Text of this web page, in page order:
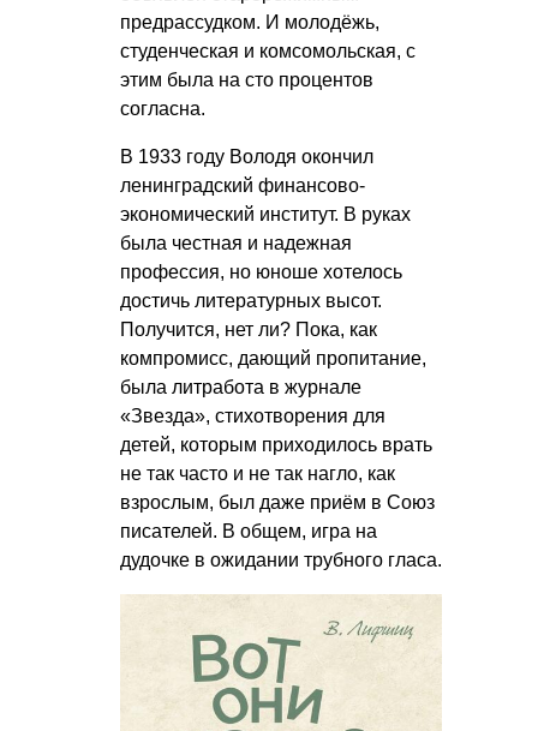
предрассудком. И молодёжь,
студенческая и комсомольская, с
этим была на сто процентов
согласна.
В 1933 году Володя окончил
ленинградский финансово-
экономический институт. В руках
была честная и надежная
профессия, но юноше хотелось
достичь литературных высот.
Получится, нет ли? Пока, как
компромисс, дающий пропитание,
была литработа в журнале
«Звезда», стихотворения для
детей, которым приходилось врать
не так часто и не так нагло, как
взрослым, был даже приём в Союз
писателей. В общем, игра на
дудочке в ожидании трубного гласа.